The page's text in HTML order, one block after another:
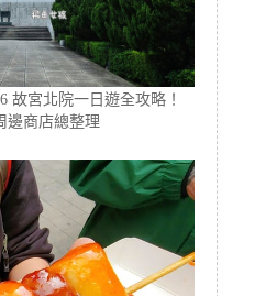
故宮北院一日遊全攻略！
邊商店總整理